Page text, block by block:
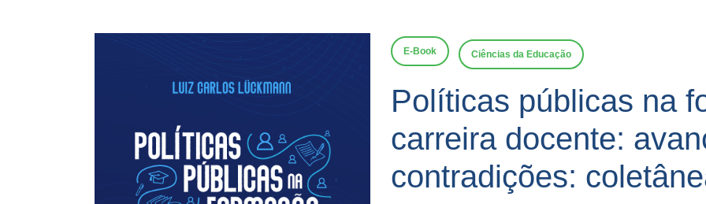
E-Book Ciências da Educação
Políticas públicas na
carreira docente:
contradições: